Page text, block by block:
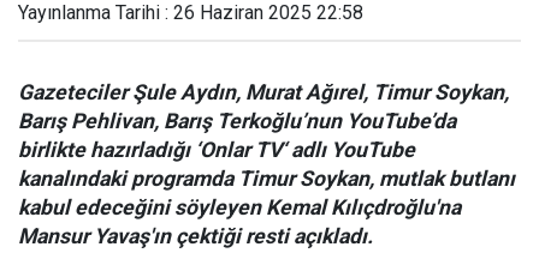
Yayınlanma Tarihi : 26 Haziran 2025 22:58
Gazeteciler Şule Aydın, Murat Ağırel, Timur Soykan,
Barış Pehlivan, Barış Terkoğlu’nun YouTube’da
birlikte hazırladığı ‘Onlar TV‘ adlı YouTube
kanalındaki programda Timur Soykan, mutlak butlanı
kabul edeceğini söyleyen Kemal Kılıçdroğlu'na
Mansur Yavaş'ın çektiği resti açıkladı.